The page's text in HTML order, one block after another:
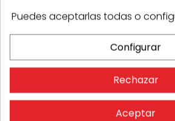
ejecución de
la obra, que
replanteo
Las
Puedes aceptarlas todas o
Configurar
Rechazar
Aceptar